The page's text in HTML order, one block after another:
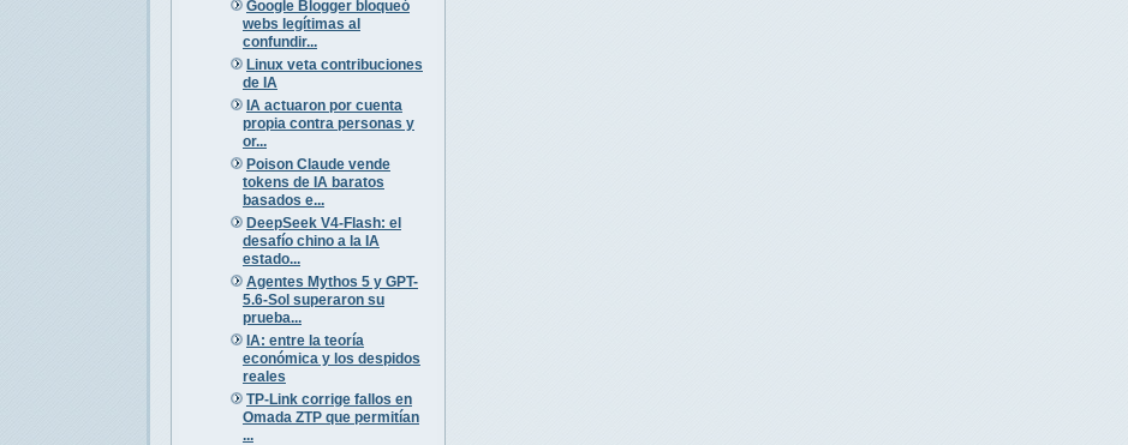
Google Blogger bloqueó
webs legítimas al
confundir...
Linux veta contribuciones
de IA
IA actuaron por cuenta
propia contra personas y
or...
Poison Claude vende
tokens de IA baratos
basados e...
DeepSeek V4-Flash: el
desafío chino a la IA
estado...
Agentes Mythos 5 y GPT-
5.6-Sol superaron su
prueba...
IA: entre la teoría
económica y los despidos
reales
TP-Link corrige fallos en
Omada ZTP que permitían
...